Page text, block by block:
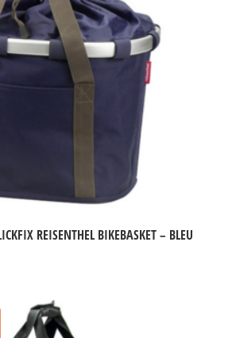
REISENTHEL BIKEBASKET – BLEU
€.